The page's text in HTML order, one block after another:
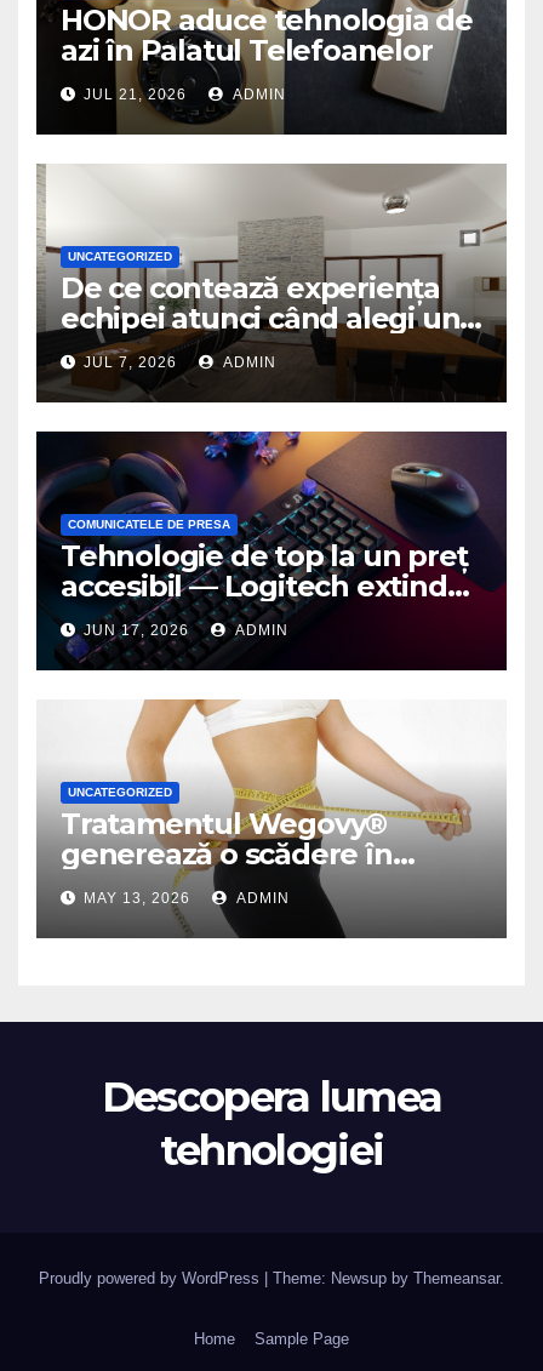
HONOR aduce tehnologia de
azi în Palatul Telefoanelor
JUL 21, 2026 ADMIN
UNCATEGORIZED
De ce contează experiența
echipei atunci când alegi un
birou de arhitectură
JUL 7, 2026 ADMIN
COMUNICATELE DE PRESA
Tehnologie de top la un preț
accesibil — Logitech extinde
seria G3 cu un nou mouse și
o nouă tastatură pentru
gaming pe PC
JUN 17, 2026 ADMIN
UNCATEGORIZED
Tratamentul Wegovy®
generează o scădere în
greutate de până la 22,6% la
femei în perioada
menopauzei și reduce la
MAY 13, 2026 ADMIN
Descopera lumea
tehnologiei
Proudly powered by WordPress Theme: Newsup by Themeansar.
Home Sample Page